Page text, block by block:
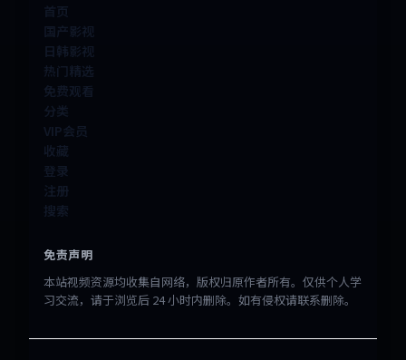
首页
国产影视
日韩影视
热门精选
免费观看
分类
VIP会员
收藏
登录
注册
搜索
免责声明
本站视频资源均收集自网络，版权归原作者所有。仅供个人学
习交流，请于浏览后 24 小时内删除。如有侵权请联系删除。